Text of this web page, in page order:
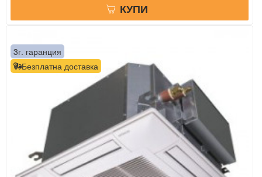
КУПИ
Безплатна доставка
3г. гаранция